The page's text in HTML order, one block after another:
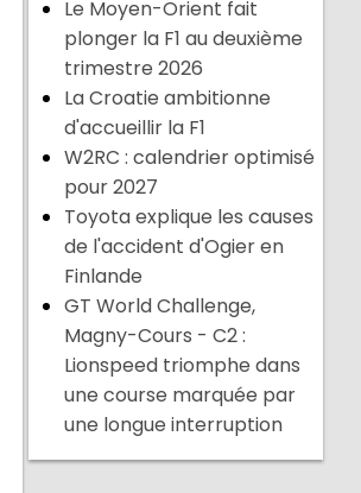
Le Moyen-Orient fait
plonger la F1 au deuxième
trimestre 2026
La Croatie ambitionne
d'accueillir la F1
W2RC : calendrier optimisé
pour 2027
Toyota explique les causes
de l'accident d'Ogier en
Finlande
GT World Challenge,
Magny-Cours - C2 :
Lionspeed triomphe dans
une course marquée par
une longue interruption